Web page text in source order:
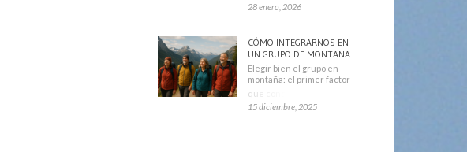
28 enero, 2026
CÓMO INTEGRARNOS EN
UN GRUPO DE MONTAÑA
Elegir bien el grupo en
montaña: el primer factor
que condiciona tu
15 diciembre, 2025